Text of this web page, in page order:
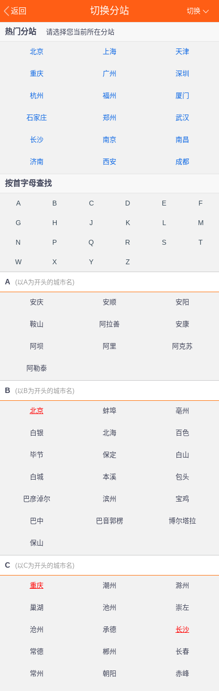
返回 切换
切换分站
热门分站 请选择您当前所在分站
北京 上海 天津
重庆 广州 深圳
杭州 福州 厦门
石家庄 郑州 武汉
长沙 南京 南昌
济南 西安 成都
按首字母查找
A B C D E F
G H J K L M
N P Q R S T
W X Y Z
A (以A为开头的城市名)
安庆 安顺 安阳
鞍山 阿拉善 安康
阿坝 阿里 阿克苏
阿勒泰
B (以B为开头的城市名)
北京 蚌埠 亳州
白银 北海 百色
毕节 保定 白山
白城 本溪 包头
巴彦淖尔 滨州 宝鸡
巴中 巴音郭楞 博尔塔拉
保山
C (以C为开头的城市名)
重庆 潮州 滁州
巢湖 池州 崇左
沧州 承德 长沙
常德 郴州 长春
常州 朝阳 赤峰